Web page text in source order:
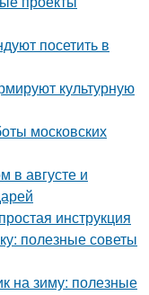
посетить в
культурную
московских
в августе и
инструкция
полезные советы
на зиму: полезные